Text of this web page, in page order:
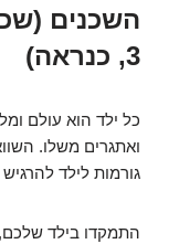
השכנים
3, כנראה)
כל ילד הוא עולם
ואתגרים משלו.
גורמות לילד
התמקדו בילד